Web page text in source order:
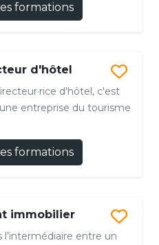
formations
d'hôtel
d'hôtel, c'est
entreprise du tourisme
formations
immobilier
l’intermédiaire entre un